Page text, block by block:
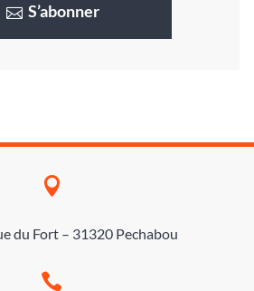
S’abonner

du Fort – 31320 Pechabou
